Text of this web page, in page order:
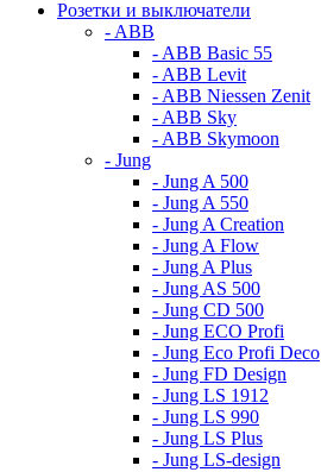
Розетки и выключатели
- ABB
- ABB Basic 55
- ABB Levit
- ABB Niessen Zenit
- ABB Sky
- ABB Skymoon
- Jung
- Jung A 500
- Jung A 550
- Jung A Creation
- Jung A Flow
- Jung A Plus
- Jung AS 500
- Jung CD 500
- Jung ECO Profi
- Jung Eco Profi Deco
- Jung FD Design
- Jung LS 1912
- Jung LS 990
- Jung LS Plus
- Jung LS-design